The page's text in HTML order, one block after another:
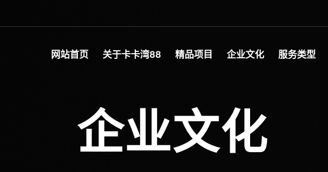
网站首页 关于卡卡湾88 精品项目 企业文化 服务类型
企业文化